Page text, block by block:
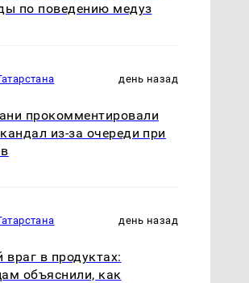
по поведению медуз
день назад
прокомментировали
из-за очереди при
день назад
в продуктах:
объяснили, как